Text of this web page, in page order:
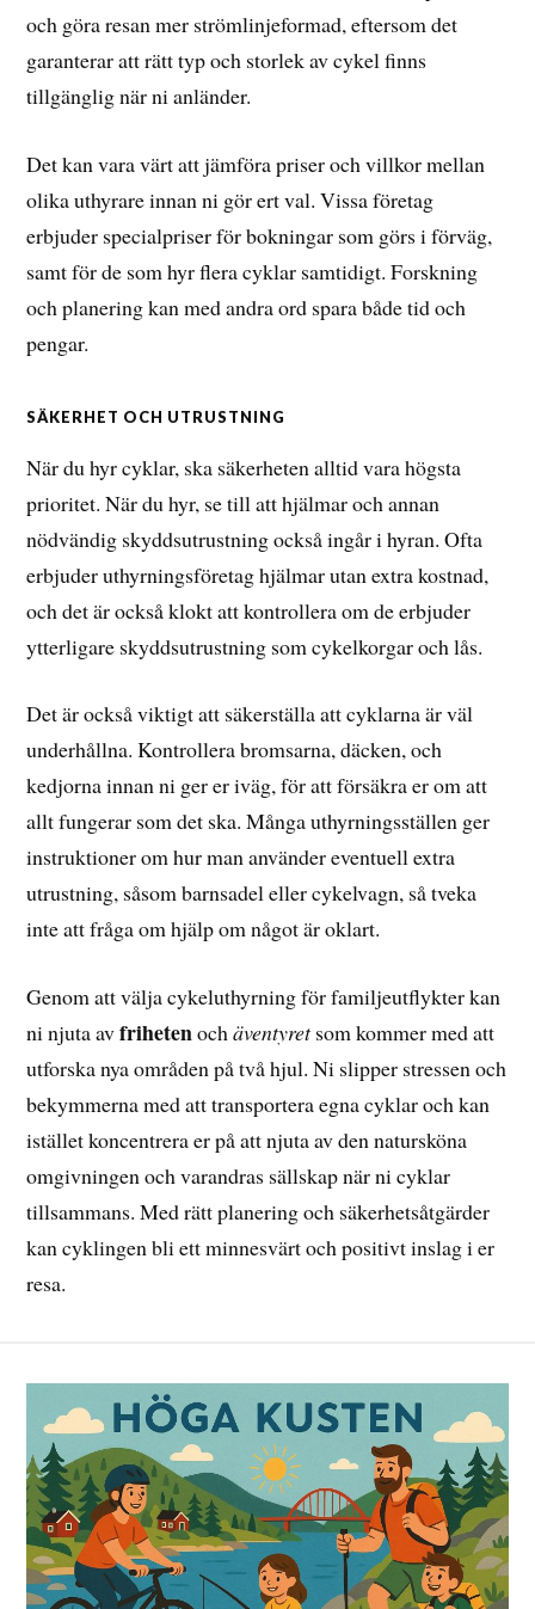
och göra resan mer strömlinjeformad, eftersom det
garanterar att rätt typ och storlek av cykel finns
tillgänglig när ni anländer.
Det kan vara värt att jämföra priser och villkor mellan
olika uthyrare innan ni gör ert val. Vissa företag
erbjuder specialpriser för bokningar som görs i förväg,
samt för de som hyr flera cyklar samtidigt. Forskning
och planering kan med andra ord spara både tid och
pengar.
SÄKERHET OCH UTRUSTNING
När du hyr cyklar, ska säkerheten alltid vara högsta
prioritet. När du hyr, se till att hjälmar och annan
nödvändig skyddsutrustning också ingår i hyran. Ofta
erbjuder uthyrningsföretag hjälmar utan extra kostnad,
och det är också klokt att kontrollera om de erbjuder
ytterligare skyddsutrustning som cykelkorgar och lås.
Det är också viktigt att säkerställa att cyklarna är väl
underhållna. Kontrollera bromsarna, däcken, och
kedjorna innan ni ger er iväg, för att försäkra er om att
allt fungerar som det ska. Många uthyrningsställen ger
instruktioner om hur man använder eventuell extra
utrustning, såsom barnsadel eller cykelvagn, så tveka
inte att fråga om hjälp om något är oklart.
Genom att välja cykeluthyrning för familjeutflykter kan
ni njuta avfrihetenochäventyretsom kommer med att
utforska nya områden på två hjul. Ni slipper stressen och
bekymmerna med att transportera egna cyklar och kan
istället koncentrera er på att njuta av den natursköna
omgivningen och varandras sällskap när ni cyklar
tillsammans. Med rätt planering och säkerhetsåtgärder
kan cyklingen bli ett minnesvärt och positivt inslag i er
resa.